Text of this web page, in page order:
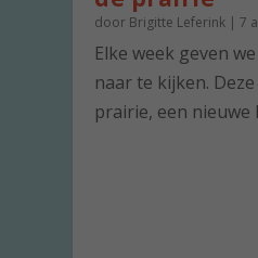
door Brigitte Leferink |7
Elke week geven
naar te kijken.
prairie, een nieuwe